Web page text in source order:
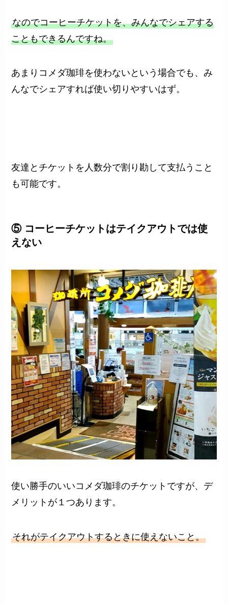
なのでコーヒーチケットを、みんなでシェアする
こともできるんですね。
あまりコメダ珈琲を使わないという場合でも、み
んなでシェアすれば使い切りやすいはず。
友達とチケットを人数分で割り勘して支払うこと
も可能です。
⑤ コーヒーチケットはテイクアウトでは使
えない
使い勝手のいいコメダ珈琲のチケットですが、デ
メリットが１つあります。
それがテイクアウトするときに使えないこと。